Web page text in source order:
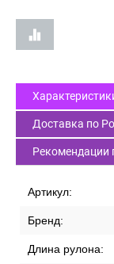
Доставка по
Рекомендации
Артикул:
Бренд:
Длина рулона: